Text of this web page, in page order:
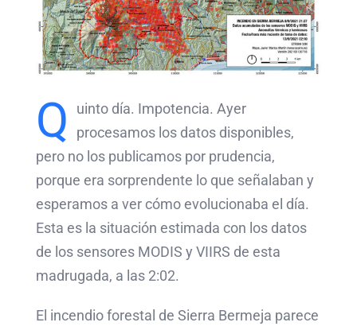
Q
uinto día. Impotencia. Ayer
procesamos los datos disponibles,
pero no los publicamos por prudencia,
porque era sorprendente lo que señalaban y
esperamos a ver cómo evolucionaba el día.
Esta es la situación estimada con los datos
de los sensores MODIS y VIIRS de esta
madrugada, a las 2:02.
El incendio forestal de Sierra Bermeja parece